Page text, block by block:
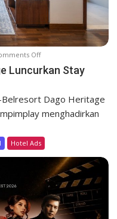
g
o
e
i
t
g
e
e
a
Offo
n
-
B
r
e
Luncurkan Stay
Dago Heritage
menghadirkan
Hotel Ads